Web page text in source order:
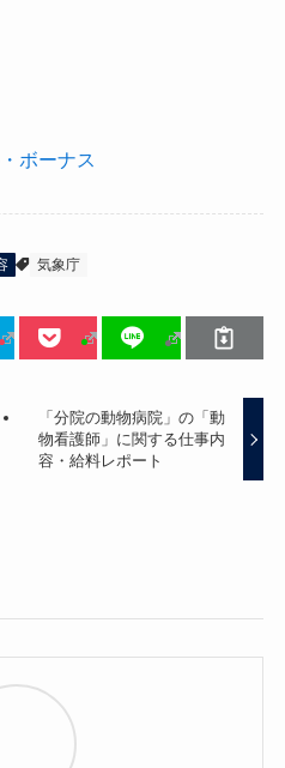
ボーナス
気象庁
「分院の動物病院」の「動
物看護師」に関する仕事内
容・給料レポート